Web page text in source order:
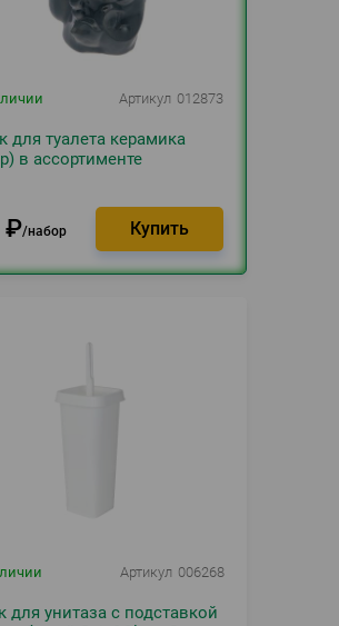
Артикул 012873
для туалета керамика
в ассортименте
₽ набор
Артикул 006268
для унитаза с подставкой